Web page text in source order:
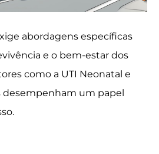
abordagens específicas
e o bem-estar dos
como a UTI Neonatal e
desempenham um papel